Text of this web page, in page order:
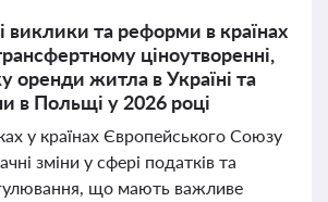
виклики та реформи в країнах
ціноутворенні,
оренди житла в Україні та
в Польщі у 2026 році
у країнах Європейського Союзу
зміни у сфері податків та
що мають важливе